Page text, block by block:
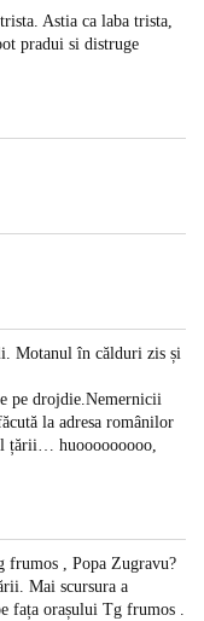
Astia ca laba trista,
pradui si distruge
Motanul în călduri zis și
pe drojdie.Nemernicii
la adresa românilor
țării… huooooooooo,
, Popa Zugravu?
Mai scursura a
fața orașului Tg frumos .